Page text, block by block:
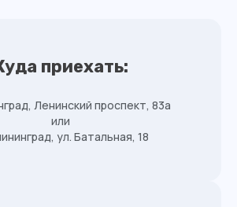
приехать:
Ленинский проспект, 83а
или
ул. Батальная, 18